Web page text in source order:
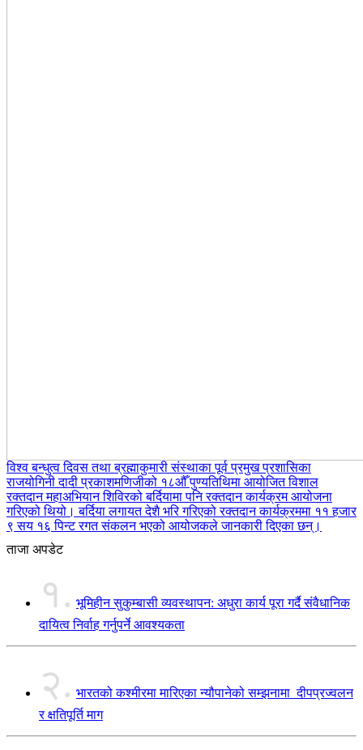
विश्व बन्धुत्व दिवस तथा ब्रह्माकुमारी संस्थाका पूर्व प्रमुख प्रशासिका
राजयोगिनी दादी प्रकाशमणिजीको १८औँ पुण्यतिथिमा आयोजित विशाल
रक्तदान महाअभियान शिविरको बर्दियामा पनि रक्तदान कार्यक्रम आयोजना
गरिएको थियो। बर्दिया लगायत देशै भरि गरिएको रक्तदान कार्यक्रममा ११ हजार
९ सय १६ पिन्ट रगत संकलन भएको आयोजकले जानकारी दिएका छन्।
ताजा अपडेट
१. भूमिहीन सुकुम्बासी व्यवस्थापन: अधुरा कार्य पूरा गर्दै संवैधानिक
दायित्व निर्वाह गर्नुपर्ने आवश्यकता
२. भारतको कश्मीरमा मारिएका न्यौपानेको सम्झनामा दीपप्रज्वलन
र क्षतिपूर्ति माग